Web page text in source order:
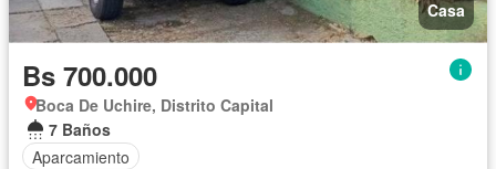
Casa
Bs 700.000
Boca De Uchire, Distrito Capital
7 Baños
Aparcamiento